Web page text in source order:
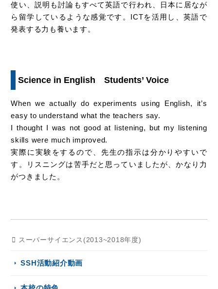
使い、説明も討論もすべて英語で行われ、日本に居なが
ら留学しているような感覚です。ICTを活用し、英語で
発表する力も養います。
Science in English Students’ Voice
When we actually do experiments using English, it’s
easy to understand what the teachers say.
I thought I was not good at listening, but my listening
skills were much improved.
実際に実験をするので、先生の指示は分かりやすいで
す。リスニングは苦手だと思っていましたが、かなり力
がつきました。
スーパーサイエンス(2013~2018年度)
SSH活動紹介動画